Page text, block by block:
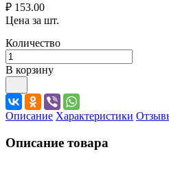
₽ 153.00
Цена за шт.
Количество
В корзину
Описание Характеристики
Описание товара